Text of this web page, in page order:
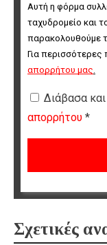
Αυτή η φόρμα
ταχυδρομείο και
παρακολουθούμε
Για περισσότερες
απορρήτου μας
Διάβασα
απορρήτου *
Σχετικές